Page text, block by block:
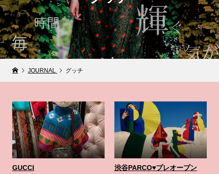
JOURNAL グッチ
GUCCI 渋谷PARCO♥️プレオープン